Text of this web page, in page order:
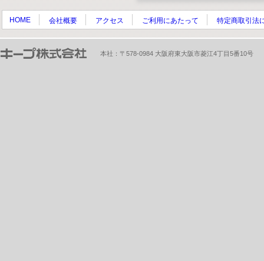
HOME 会社概要 アクセス ご利用にあたって 特定商取引法
本社：〒578-0984 大阪府東大阪市菱江4丁目5番10号